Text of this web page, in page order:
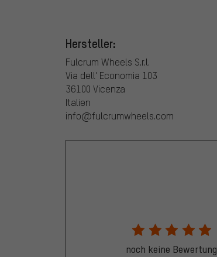
Hersteller:
Fulcrum Wheels S.r.l.
Via dell' Economia 103
36100 Vicenza
Italien
info@fulcrumwheels.com
noch keine Bewertung